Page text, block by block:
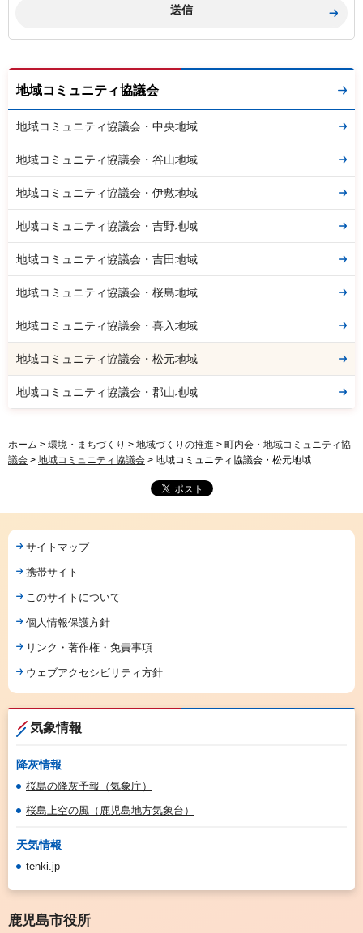
地域コミュニティ協議会
地域コミュニティ協議会・中央地域
地域コミュニティ協議会・谷山地域
地域コミュニティ協議会・伊敷地域
地域コミュニティ協議会・吉野地域
地域コミュニティ協議会・吉田地域
地域コミュニティ協議会・桜島地域
地域コミュニティ協議会・喜入地域
地域コミュニティ協議会・松元地域
地域コミュニティ協議会・郡山地域
ホーム > 環境・まちづくり > 地域づくりの推進 > 町内会・地域コミュニティ協
議会 > 地域コミュニティ協議会 > 地域コミュニティ協議会・松元地域
サイトマップ
携帯サイト
このサイトについて
個人情報保護方針
リンク・著作権・免責事項
ウェブアクセシビリティ方針
気象情報
降灰情報
桜島の降灰予報（気象庁）
桜島上空の風（鹿児島地方気象台）
天気情報
tenki.jp
鹿児島市役所